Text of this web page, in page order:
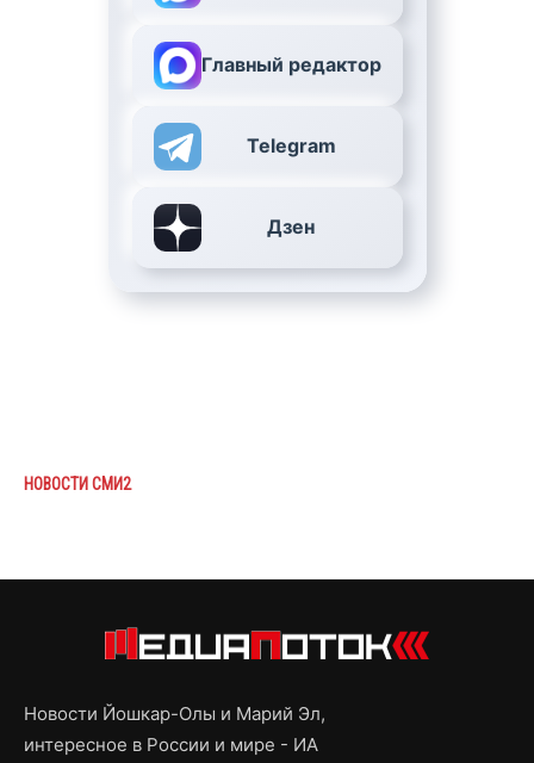
Главный редактор
Telegram
Дзен
НОВОСТИ СМИ2
Новости Йошкар-Олы и Марий Эл,
интересное в России и мире - ИА